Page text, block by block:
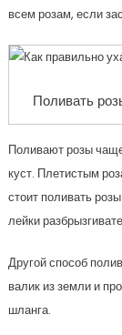
всем розам, если
Поливать
Поливают розы
куст. Плетистым
стоит поливать
лейки
Другой способ
валик из земли и
шланга.